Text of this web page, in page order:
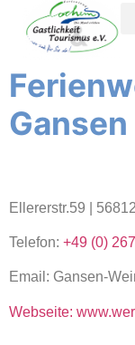
content
Gansen
Ellererstr.59 |
Telefon: +49 (0)
Email: Gansen-
Webseite: